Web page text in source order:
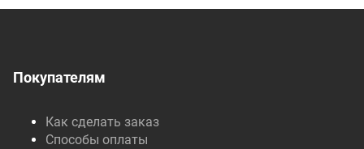
Покупателям
Как сделать заказ
Способы оплаты